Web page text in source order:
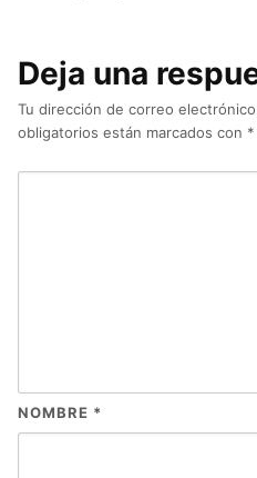
Deja una
Tu dirección de correo
obligatorios están marcados con *
NOMBRE *